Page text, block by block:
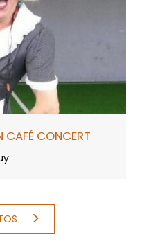
CAFÉ CONCERT